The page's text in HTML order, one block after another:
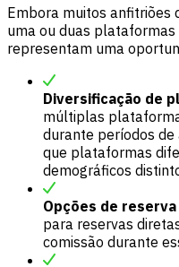
Embora muitos anfitriões
uma ou duas
representam uma
Diversificação de
múltiplas
durante períodos de
que plataformas
demográficos
Opções de
para reservas
comissão durante